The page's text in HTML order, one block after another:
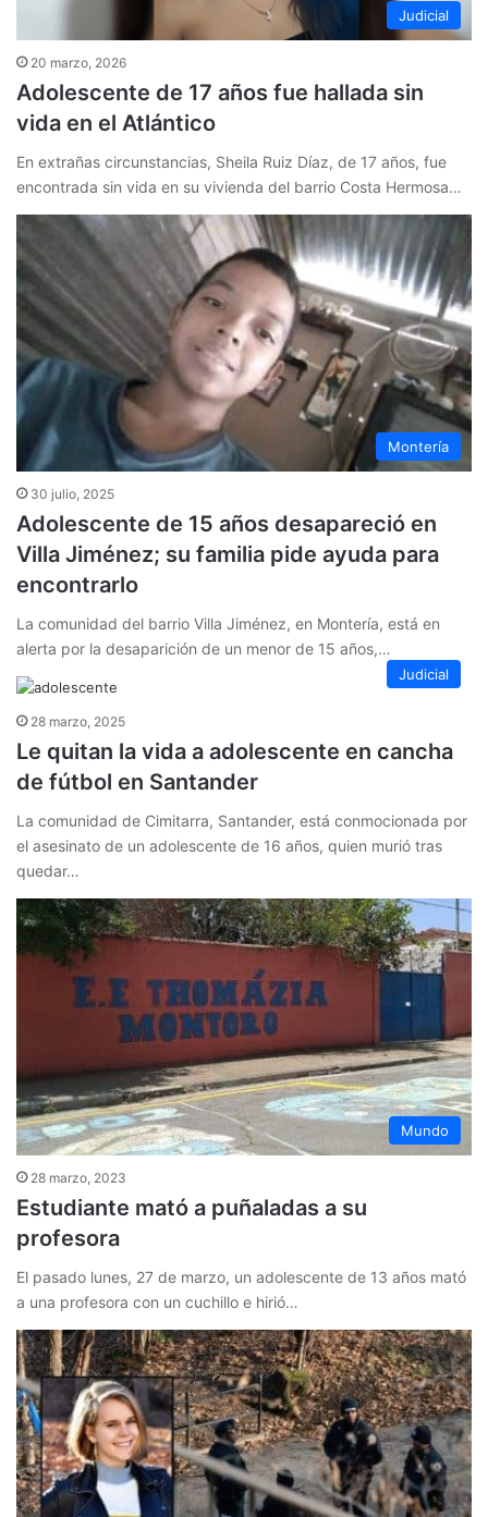
Judicial
20 marzo, 2026
Adolescente de 17 años fue hallada sin
vida en el Atlántico
En extrañas circunstancias, Sheila Ruiz Díaz, de 17 años, fue
encontrada sin vida en su vivienda del barrio Costa Hermosa…
Montería
30 julio, 2025
Adolescente de 15 años desapareció en
Villa Jiménez; su familia pide ayuda para
encontrarlo
La comunidad del barrio Villa Jiménez, en Montería, está en
alerta por la desaparición de un menor de 15 años,…
Judicial
28 marzo, 2025
Le quitan la vida a adolescente en cancha
de fútbol en Santander
La comunidad de Cimitarra, Santander, está conmocionada por
el asesinato de un adolescente de 16 años, quien murió tras
quedar…
Mundo
28 marzo, 2023
Estudiante mató a puñaladas a su
profesora
El pasado lunes, 27 de marzo, un adolescente de 13 años mató
a una profesora con un cuchillo e hirió…